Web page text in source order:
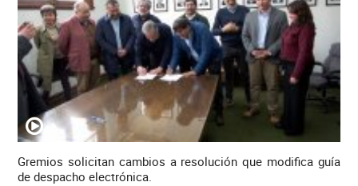
Gremios solicitan cambios a resolución que modifica guía
de despacho electrónica.